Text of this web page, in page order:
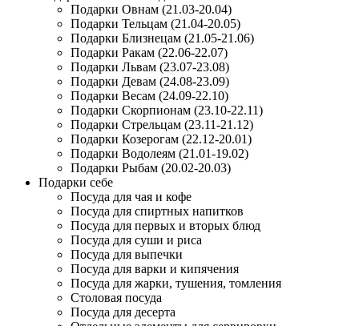
Подарки Овнам (21.03-20.04)
Подарки Тельцам (21.04-20.05)
Подарки Близнецам (21.05-21.06)
Подарки Ракам (22.06-22.07)
Подарки Львам (23.07-23.08)
Подарки Девам (24.08-23.09)
Подарки Весам (24.09-22.10)
Подарки Скорпионам (23.10-22.11)
Подарки Стрельцам (23.11-21.12)
Подарки Козерогам (22.12-20.01)
Подарки Водолеям (21.01-19.02)
Подарки Рыбам (20.02-20.03)
Подарки себе
Посуда для чая и кофе
Посуда для спиртных напитков
Посуда для первых и вторых блюд
Посуда для суши и риса
Посуда для выпечки
Посуда для варки и кипячения
Посуда для жарки, тушения, томления
Столовая посуда
Посуда для десерта